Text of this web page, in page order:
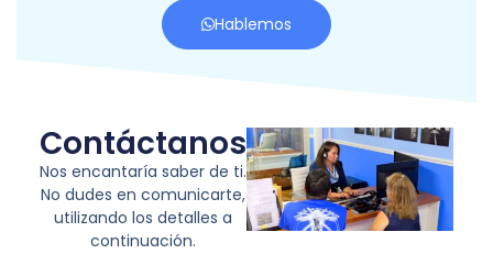
Hablemos
Contáctanos
Nos encantaría saber de ti.
No dudes en comunicarte,
utilizando los detalles a
continuación.